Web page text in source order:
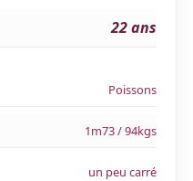
22 ans
Poissons
1m73 / 94kgs
un peu carré